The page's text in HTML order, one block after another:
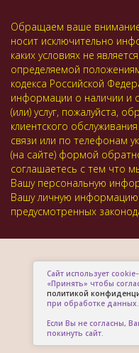
Обращаем ваше
носит исключительно
каких условиях не
определяемой
кодекса Российской
информации о наличии и
(или) услуг, пожалуйста,
клиентского
связи или по телефонам
(на сайте) формой
соглашаетесь с тем что
Вашу персональную
Вашу личную информацию
предусмотренных
Сайт использует
«Принять» чтобы
политикой
при обработке данных.
Если Вы не согласны,
покинуть сайт.